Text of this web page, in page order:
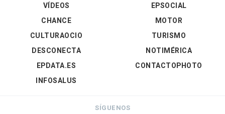
VÍDEOS
EPSOCIAL
CHANCE
CULTURAOCIO
DESCONECTA
EPDATA.ES
INFOSALUS
MOTOR
TURISMO
NOTIMÉRICA
CONTACTOPHOTO
SÍGUENOS